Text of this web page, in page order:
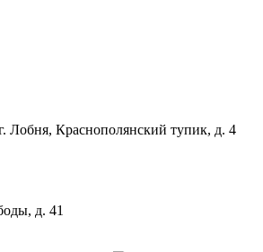
Лобня, Краснополянский тупик, д. 4
д. 41